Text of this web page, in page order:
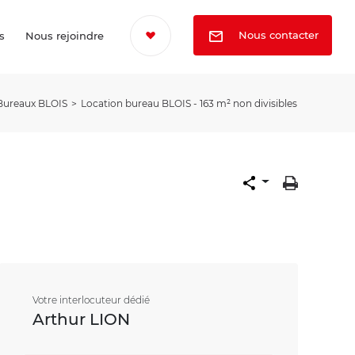
Nous rejoindre Nous contacter
BLOIS Location bureau BLOIS - 163 m² non divisibles
Votre interlocuteur dédié
Arthur LION